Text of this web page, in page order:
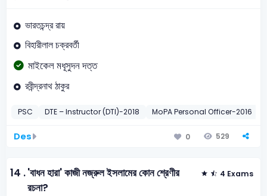
ভারতচন্দ্র রায়
বিহারীলাল চক্রবর্তী
মাইকেল মধূসুদন দত্ত
রবীন্দ্রনাথ ঠাকুর
PSC DTE – Instructor (DTI)-2018 MoPA Personal Officer-2016
Des 0 529
14 .'বাধন হারা' কাজী নজ্রুল ইসলামের কোন শ্রেণীর
রচনা?
4 Exams